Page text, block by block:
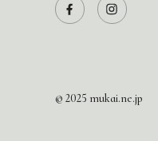
© 2025 mukai.ne.jp